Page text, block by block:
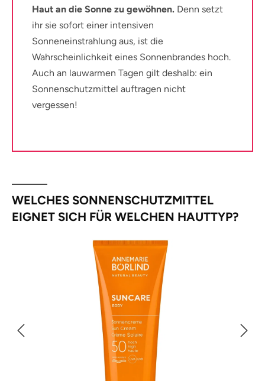
Haut an die Sonne zu gewöhnen. Denn setzt
ihr sie sofort einer intensiven
Sonneneinstrahlung aus, ist die
Wahrscheinlichkeit eines Sonnenbrandes hoch.
Auch an lauwarmen Tagen gilt deshalb: ein
Sonnenschutzmittel auftragen nicht
vergessen!
WELCHES SONNENSCHUTZMITTEL
EIGNET SICH FÜR WELCHEN HAUTTYP?
Bildergalerie überspringen